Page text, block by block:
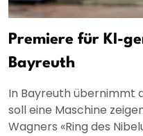
Premiere für KI-
Bayreuth
In Bayreuth übernimmt
soll eine Maschine
Wagners «Ring des